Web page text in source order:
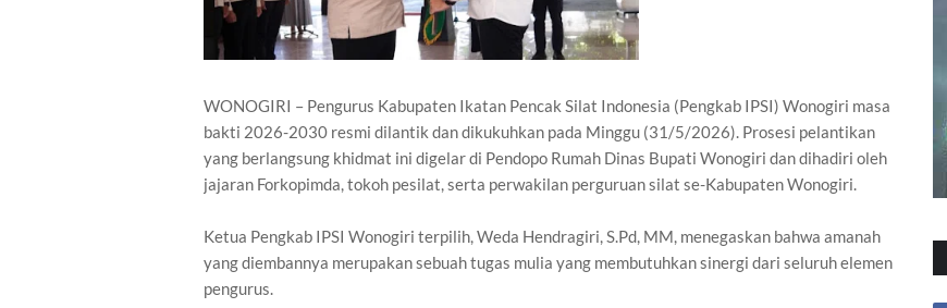
WONOGIRI – Pengurus Kabupaten Ikatan Pencak Silat Indonesia (Pengkab IPSI) Wonogiri masa
bakti 2026-2030 resmi dilantik dan dikukuhkan pada Minggu (31/5/2026). Prosesi pelantikan
yang berlangsung khidmat ini digelar di Pendopo Rumah Dinas Bupati Wonogiri dan dihadiri oleh
jajaran Forkopimda, tokoh pesilat, serta perwakilan perguruan silat se-Kabupaten Wonogiri.
Ketua Pengkab IPSI Wonogiri terpilih, Weda Hendragiri, S.Pd, MM, menegaskan bahwa amanah
yang diembannya merupakan sebuah tugas mulia yang membutuhkan sinergi dari seluruh elemen
pengurus.